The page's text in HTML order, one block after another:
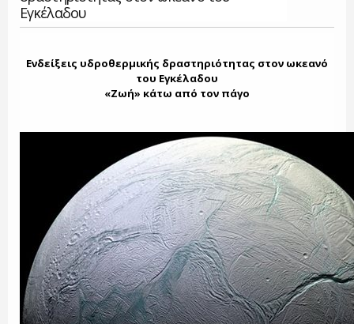
Εγκέλαδου
Ενδείξεις υδροθερμικής δραστηριότητας στον ωκεανό
του Εγκέλαδου
«Ζωή» κάτω από τον πάγο